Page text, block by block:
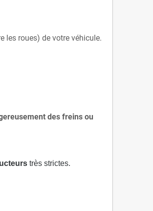
les roues) de votre véhicule.
des freins ou
très strictes.